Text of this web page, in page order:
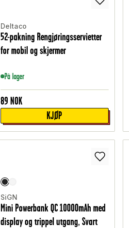
Deltaco
52-pakning Rengjøringsservietter
for mobil og skjermer
På lager
89 NOK
KJØP
SiGN
Mini Powerbank QC 10000mAh med
display og trippel utgang, Svart